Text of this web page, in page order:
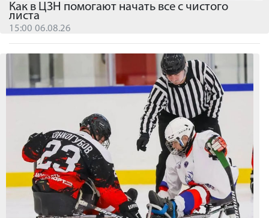
Как в ЦЗН помогают начать все с чистого
листа
15:00 06.08.26